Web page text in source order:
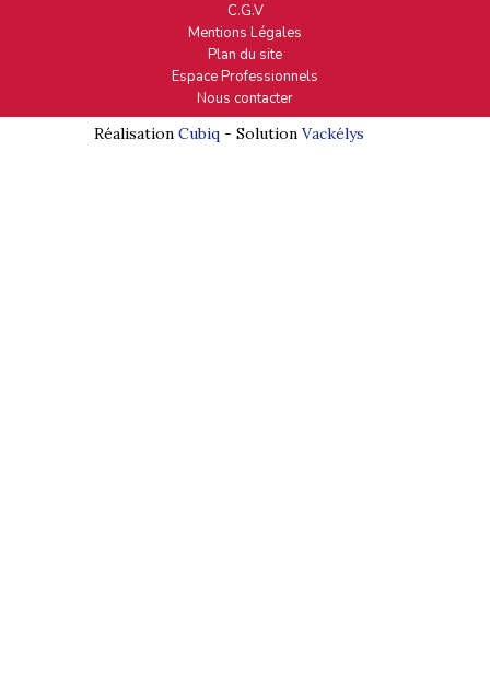
C.G.V
Mentions Légales
Plan du site
Espace Professionnels
Nous contacter
Réalisation Cubiq- Solution Vackélys